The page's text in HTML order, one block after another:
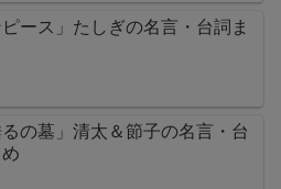
ピース」たしぎの名言・台詞ま
るの墓」清太＆節子の名言・台